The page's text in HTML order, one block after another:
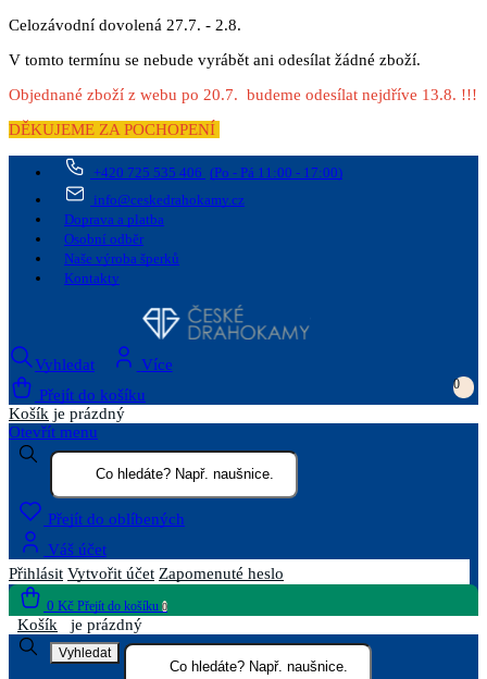
Celozávodní dovolená 27.7. - 2.8.
V tomto termínu se nebude vyrábět ani odesílat žádné zboží.
Objednané zboží z webu po 20.7. budeme odesílat nejdříve 13.8. !!!
DĚKUJEME ZA POCHOPENÍ
+420 725 535 406 (Po - Pá 11:00 - 17:00)
info@ceskedrahokamy.cz
Doprava a platba
Osobní odběr
Naše výroba šperků
Kontakty
Vyhledat
Více
Přejít do košíku
0
Košík je prázdný
Otevřít menu
Přejít do oblíbených
Váš účet
Přihlásit Vytvořit účet Zapomenuté heslo
0 Kč Přejít do košíku 0
Košík je prázdný
Vyhledat